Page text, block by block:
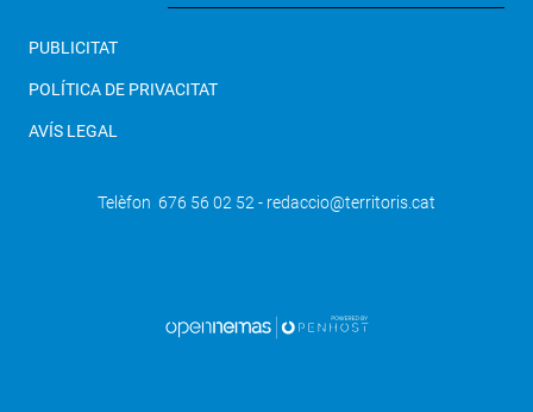
PUBLICITAT
POLÍTICA DE PRIVACITAT
AVÍS LEGAL
Telèfon 676 56 02 52 - redaccio@territoris.cat